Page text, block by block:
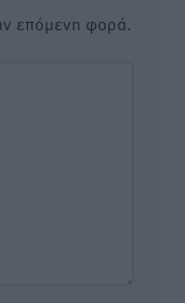
επόμενη φορά.